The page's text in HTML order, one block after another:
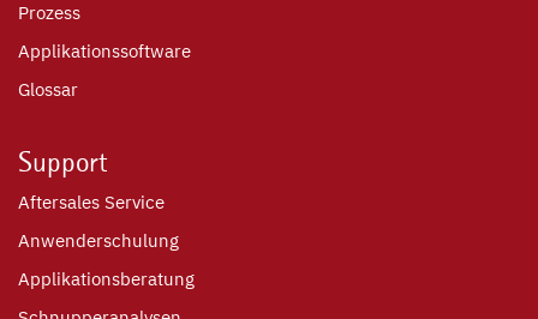
Prozess
Applikationssoftware
Glossar
Support
Aftersales Service
Anwenderschulung
Applikationsberatung